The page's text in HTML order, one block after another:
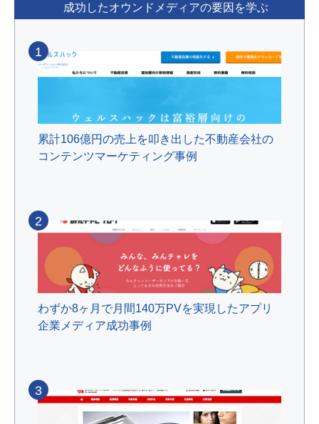
成功したオウンドメディアの要因を学ぶ
累計106億円の売上を叩き出した不動産会社の
コンテンツマーケティング事例
1
わずか8ヶ月で月間140万PVを実現したアプリ
企業メディア成功事例
2
3